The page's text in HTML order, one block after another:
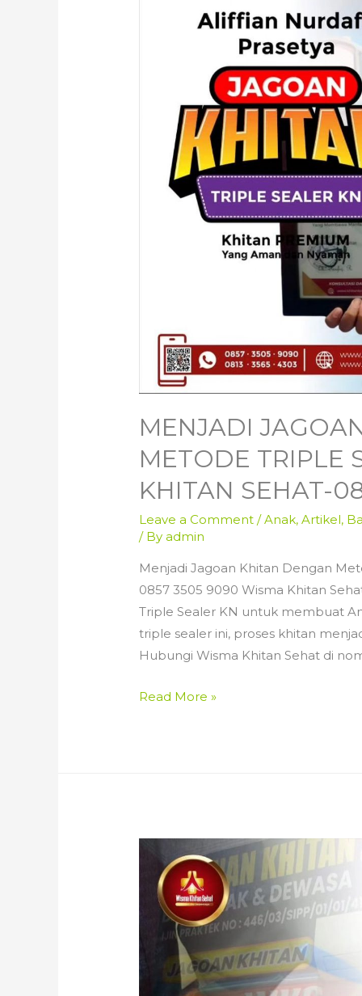
MENJADI
METODE TRIPLE
KHITAN SEHAT-
Leave a Comment /Anak,Artikel,
/ Byadmin
Menjadi Jagoan Khitan Dengan
0857 3505 9090 Wisma Khitan
Triple Sealer KN untuk membuat
triple sealer ini, proses khitan
Hubungi Wisma Khitan Sehat di
Menjadi
KN
Wisma
Khitan
Sehat-
Read More »